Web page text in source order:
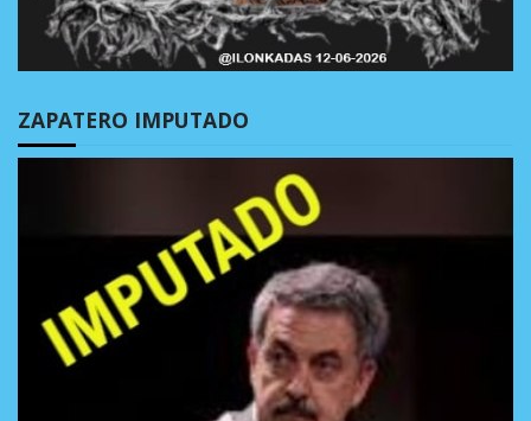
ZAPATERO IMPUTADO